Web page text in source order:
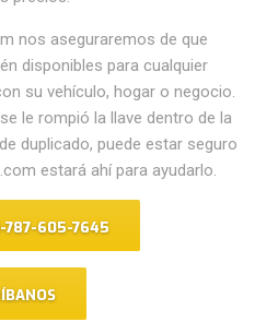
nos aseguraremos de que
disponibles para cualquier
su vehículo, hogar o negocio.
le rompió la llave dentro de la
duplicado, puede estar seguro
estará ahí para ayudarlo.
787-605-7645